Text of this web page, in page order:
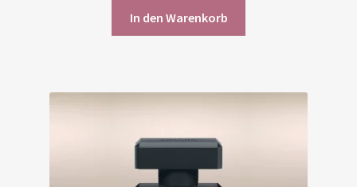
In den Warenkorb